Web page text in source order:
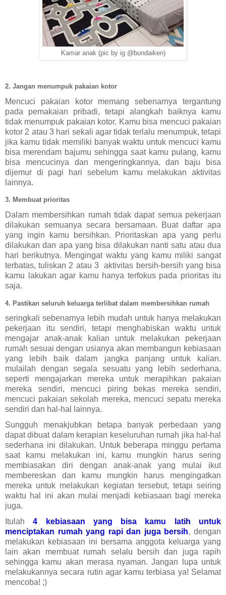
Kamar anak (pic by ig @bundaiken)
2. Jangan menumpuk pakaian kotor
Mencuci pakaian kotor memang sebenarnya tergantung
pada pemakaian pribadi, tetapi alangkah baiknya kamu
tidak menumpuk pakaian kotor. Kamu bisa mencuci pakaian
kotor 2 atau 3 hari sekali agar tidak terlalu menumpuk, tetapi
jika kamu tidak memiliki banyak waktu untuk mencuci kamu
bisa merendam bajumu sehingga saat kamu pulang, kamu
bisa mencucinya dan mengeringkannya, dan baju bisa
dijemur di pagi hari sebelum kamu melakukan aktivitas
lainnya.
3. Membuat prioritas
Dalam membersihkan rumah tidak dapat semua pekerjaan
dilakukan semuanya secara bersamaan. Buat daftar apa
yang ingin kamu bersihkan. Prioritaskan apa yang perlu
dilakukan dan apa yang bisa dilakukan nanti satu atau dua
hari berikutnya. Mengingat waktu yang kamu miliki sangat
terbatas, tuliskan 2 atau 3  aktivitas bersih-bersih yang bisa
kamu lakukan agar kamu hanya terfokus pada prioritas itu
saja.
4. Pastikan seluruh keluarga terlibat dalam membersihkan rumah
seringkali sebenarnya lebih mudah untuk hanya melakukan
pekerjaan itu sendiri, tetapi menghabiskan waktu untuk
mengajar anak-anak kalian untuk melakukan pekerjaan
rumah sesuai dengan usianya akan membangun kebiasaan
yang lebih baik dalam jangka panjang untuk kalian.
mulailah dengan segala sesuatu yang lebih sederhana,
seperti mengajarkan mereka untuk merapihkan pakaian
mereka sendiri, mencuci piring bekas mereka sendiri,
mencuci pakaian sekolah mereka, mencuci sepatu mereka
sendiri dan hal-hal lainnya.
Sungguh menakjubkan betapa banyak perbedaan yang
dapat dibuat dalam kerapian keseluruhan rumah jika hal-hal
sederhana ini dilakukan. Untuk beberapa minggu pertama
saat kamu melakukan ini, kamu mungkin harus sering
membiasakan diri dengan anak-anak yang mulai ikut
membereskan dan kamu mungkin harus mengingatkan
mereka untuk melakukan kegiatan tersebut, tetapi seiring
waktu hal ini akan mulai menjadi kebiasaan bagi mereka
juga.
Itulah 4 kebiasaan yang bisa kamu latih untuk
menciptakan rumah yang rapi dan juga bersih, dengan
melakukan kebiasaan ini bersama anggota keluarga yang
lain akan membuat rumah selalu bersih dan juga rapih
sehingga kamu akan merasa nyaman. Jangan lupa untuk
melakukannya secara rutin agar kamu terbiasa ya! Selamat
mencoba! ;)